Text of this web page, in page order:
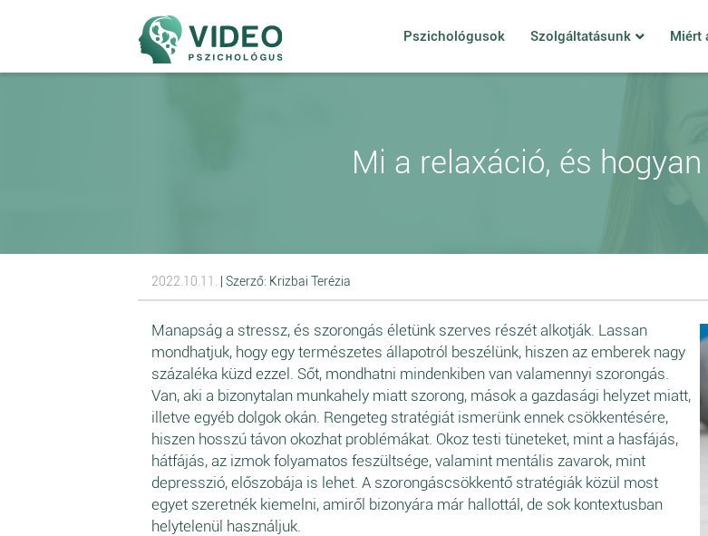
Pszichológusok Szolgáltatásunk Miért
Mi a relaxáció, és
2022.10.11. | Szerző: Krizbai Terézia
Manapság a stressz, és szorongás életünk szerves részét alkotják. Lassan
mondhatjuk, hogy egy természetes állapotról beszélünk, hiszen az emberek nagy
százaléka küzd ezzel. Sőt, mondhatni mindenkiben van valamennyi szorongás.
Van, aki a bizonytalan munkahely miatt szorong, mások a gazdasági helyzet miatt,
illetve egyéb dolgok okán. Rengeteg stratégiát ismerünk ennek csökkentésére,
hiszen hosszú távon okozhat problémákat. Okoz testi tüneteket, mint a hasfájás,
hátfájás, az izmok folyamatos feszültsége, valamint mentális zavarok, mint
depresszió, előszobája is lehet. A szorongáscsökkentő stratégiák közül most
egyet szeretnék kiemelni, amiről bizonyára már hallottál, de sok kontextusban
helytelenül használjuk.